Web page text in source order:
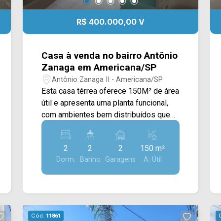
R$ 400.000,00 V
Casa à venda no bairro Antônio
Zanaga em Americana/SP
Antônio Zanaga II - Americana/SP
Esta casa térrea oferece 150M² de área
útil e apresenta uma planta funcional,
com ambientes bem distribuídos que
proporcionam conforto e praticidade
para toda a família. A área social conta
com sala de estar e sala de jantar
independentes, criando espaços
acolhedores para o convívio diário. A
aproveitamento do ambiente, além de
2
Dorm.
2
Banho
2
Garagens
150 m²
A. Útil
Cód. 11861